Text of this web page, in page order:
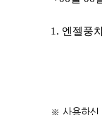
1. 엔젤풍
※ 사용하신